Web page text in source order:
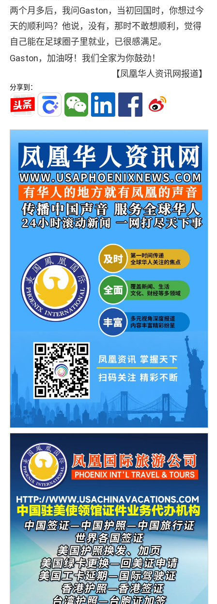
两个月多后，我问Gaston，当初回国时，你想过今
天的顺利吗？他说，没有，那时不敢想顺利，觉得
自己能在足球圈子里就业，已很感满足。
Gaston，加油呀！我们全家为你鼓劲！
【凤凰华人资讯网报道】
分享到：